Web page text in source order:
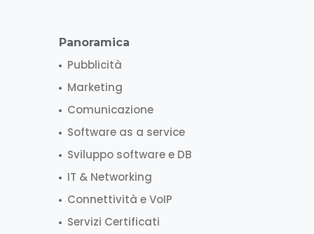
Panoramica
Pubblicità
Marketing
Comunicazione
Software as a service
Sviluppo software e DB
IT & Networking
Connettività e VoIP
Servizi Certificati